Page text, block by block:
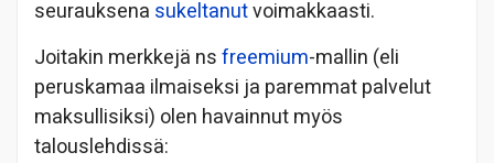
seurauksena sukeltanutvoimakkaasti.
Joitakin merkkejä nsfreemium-mallin (eli
peruskamaa ilmaiseksi ja paremmat palvelut
maksullisiksi) olen havainnut myös
talouslehdissä: